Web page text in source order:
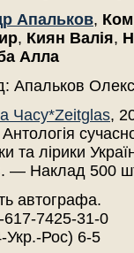
Апальков,
, Киян Валія,
Алла
Апальков
Часу*Zeitglas,
та лірики
— Наклад 500
автографа.
617-7425-31-0
Укр.-Рос) 6-5